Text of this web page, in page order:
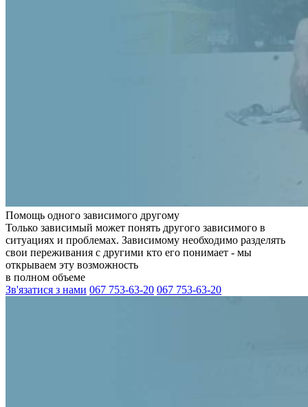
Помощь одного зависимого другому
Только зависимый может понять другого зависимого в
ситуациях и проблемах. Зависимому необходимо разделять
свои переживания с другими кто его понимает - мы
открываем эту возможность
в полном объеме
Зв'язатися з нами 067 753-63-20 067 753-63-20